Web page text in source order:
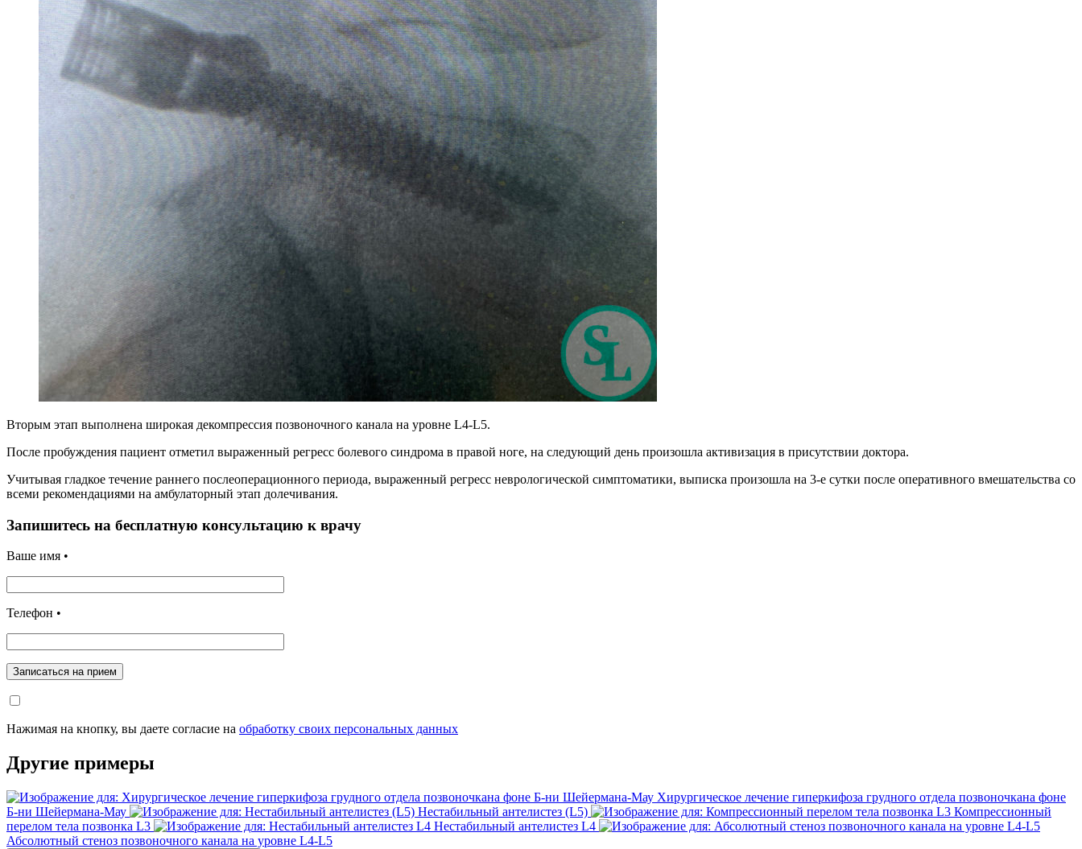
Вторым этап выполнена широкая декомпрессия позвоночного канала на уровне L4-L5.
После пробуждения пациент отметил выраженный регресс болевого синдрома в правой ноге, на следующий день произошла активизация в присутствии доктора.
Учитывая гладкое течение раннего послеоперационного периода, выраженный регресс неврологической симптоматики, выписка произошла на 3-е сутки после оперативного вмешательства со
всеми рекомендациями на амбулаторный этап долечивания.
Запишитесь на бесплатную консультацию к врачу
Ваше имя •
Телефон •
Записаться на прием
Нажимая на кнопку, вы даете согласие на обработку своих персональных данных
Другие примеры
Хирургическое лечение гиперкифоза грудного отдела позвоночкана фоне
Б-ни Шейермана-Мау
Нестабильный антелистез (L5)
Компрессионный
перелом тела позвонка L3
Нестабильный антелистез L4
Абсолютный стеноз позвоночного канала на уровне L4-L5